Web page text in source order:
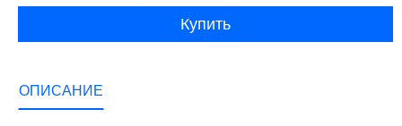
Купить
ОПИСАНИЕ